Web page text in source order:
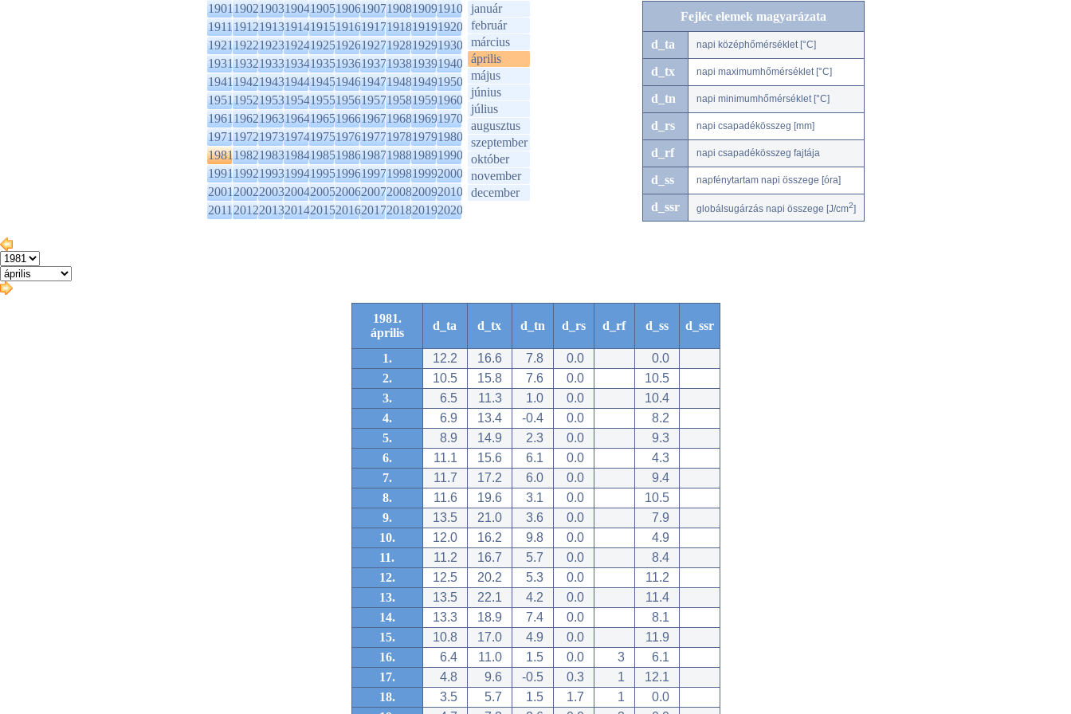
1901190219031904190519061907190819091910
1911191219131914191519161917191819191920
1921192219231924192519261927192819291930
1931193219331934193519361937193819391940
1941194219431944194519461947194819491950
1951195219531954195519561957195819591960
1961196219631964196519661967196819691970
1971197219731974197519761977197819791980
1981198219831984198519861987198819891990
1991199219931994199519961997199819992000
2001200220032004200520062007200820092010
2011201220132014201520162017201820192020
január
február
március
április
május
június
július
augusztus
szeptember
október
november
december
Fejléc elemek magyarázata
d_ta napi középhőmérséklet [°C]
d_tx napi maximumhőmérséklet [°C]
d_tn napi minimumhőmérséklet [°C]
d_rs napi csapadékösszeg [mm]
d_rf napi csapadékösszeg fajtája
d_ss napfénytartam napi összege [óra]
d_ssr globálsugárzás napi összege [J/cm2]
1981.
április
d_ta d_tx d_tn d_rs d_rf d_ss d_ssr
1. 12.2 16.6 7.8 0.0
0.0
2.
10.5 15.8 7.6 0.0
10.5
3.
6.5 11.3 1.0 0.0
10.4
4.
6.9 13.4 -0.4 0.0
8.2
5.
8.9 14.9 2.3 0.0
9.3
6.
11.1 15.6 6.1 0.0
4.3
7.
11.7 17.2 6.0 0.0
9.4
8.
11.6 19.6 3.1 0.0
10.5
9.
13.5 21.0 3.6 0.0
7.9
10.
12.0 16.2 9.8 0.0
4.9
11.
11.2 16.7 5.7 0.0
8.4
12.
12.5 20.2 5.3 0.0
11.2
13.
13.5 22.1 4.2 0.0
11.4
14.
13.3 18.9 7.4 0.0
8.1
15.
10.8 17.0 4.9 0.0
11.9
16.
6.4 11.0 1.5 0.0 3
6.1
17.
4.8 9.6 -0.5 0.3 1
12.1
18.
3.5 5.7 1.5 1.7 1
0.0